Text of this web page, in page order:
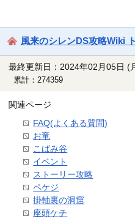
風来のシレンDS攻略Wiki
最終更新日：2024年02月05日 (
累計：274359
関連ページ
FAQ(よくある質問)
お竜
こばみ谷
イベント
ストーリー攻略
ペケジ
掛軸裏の洞窟
座頭ケチ